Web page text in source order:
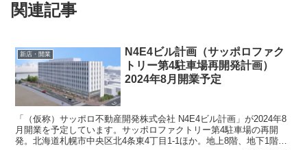
関連記事
新店・開業
N4E4ビル計画（サッポロファク
トリー第4駐車場再開発計画）
2024年8月開業予定
「（仮称）サッポロ不動産開発株式会社 N4E4ビル計画」が2024年8
月開業を予定しています。サッポロファクトリー第4駐車場の再開
発。北海道札幌市中央区北4条東4丁目1-1ほか。地上8階、地下1階建